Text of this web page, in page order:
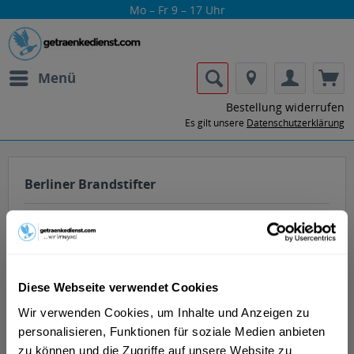
Diese Webseite verwendet Cookies
Wir verwenden Cookies, um Inhalte und Anzeigen zu
personalisieren, Funktionen für soziale Medien anbieten
zu können und die Zugriffe auf unsere Website zu
Mo – Fr 9 – 17 Uhr
Menü
Bestellung widerrufen
Es gilt unsere Datenschutzerklärung
Berliner Brandstifter
Lass dir die Getränke von Berliner
Brandstifter nach Hause oder ins Büro